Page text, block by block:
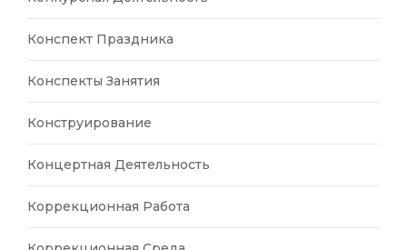
Конспект Праздника
Конспекты Занятия
Конструирование
Концертная Деятельность
Коррекционная Работа